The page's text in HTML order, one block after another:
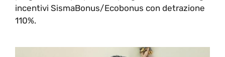
incentivi SismaBonus/Ecobonus con detrazione
110%.